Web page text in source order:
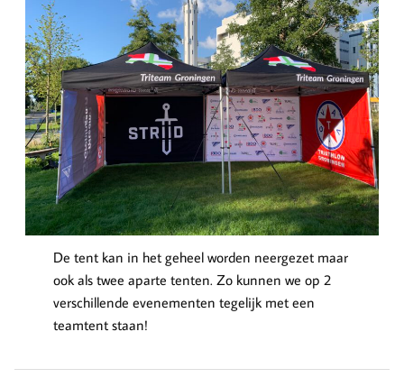
De tent kan in het geheel worden neergezet maar
ook als twee aparte tenten. Zo kunnen we op 2
verschillende evenementen tegelijk met een
teamtent staan!